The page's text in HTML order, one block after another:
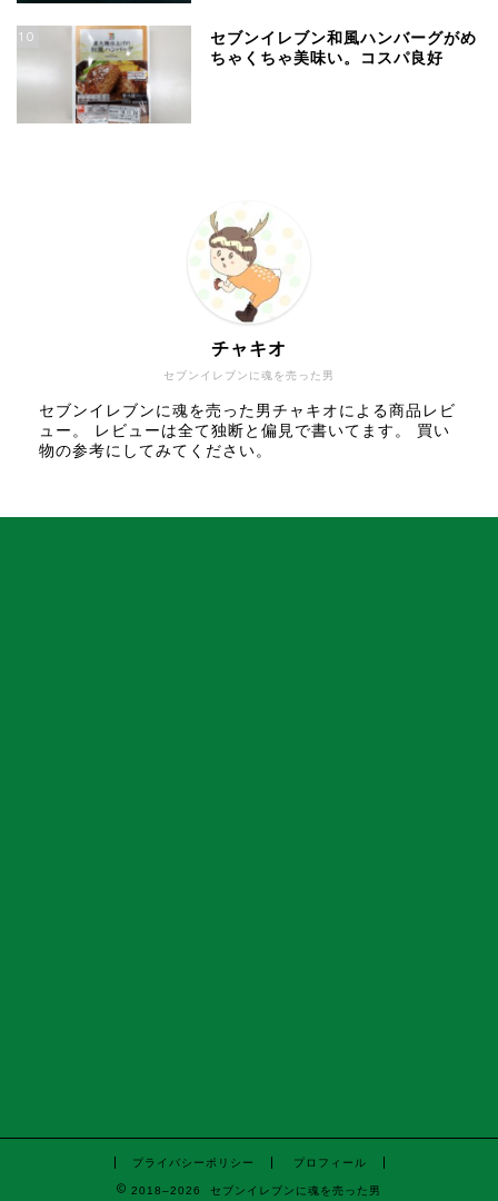
10
セブンイレブン和風ハンバーグがめ
ちゃくちゃ美味い。コスパ良好
セブンイレブンに魂を売った男
チャキオ
セブンイレブンに魂を売った男チャキオによる商品レビ
ュー。 レビューは全て独断と偏見で書いてます。 買い
物の参考にしてみてください。
プライバシーポリシー プロフィール
2018–2026 セブンイレブンに魂を売った男